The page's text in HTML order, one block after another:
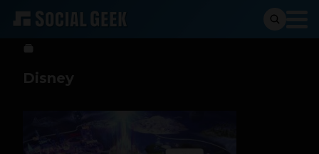
Sergio Ramos 8 de febrero de 2024
Disney